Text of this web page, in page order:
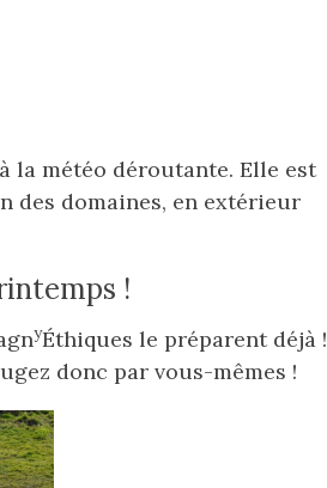
la météo déroutante. Elle est
des domaines, en extérieur
!
yÉthiques le préparent déjà !
donc par vous-mêmes !